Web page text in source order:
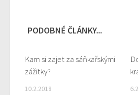
PODOBNÉ ČLÁNKY...
Kam si zajet za sáňkařskými
zážitky?
10.2.2018